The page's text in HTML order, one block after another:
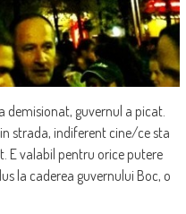
demisionat, guvernul a picat.
strada, indiferent cine/ce sta
E valabil pentru orice putere
la caderea guvernului Boc, o